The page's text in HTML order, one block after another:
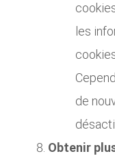
les
de
Obtenir